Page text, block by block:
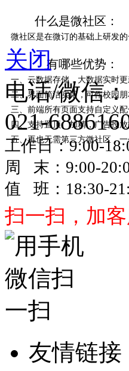
什么是微社区：
微社区是在微订的基础上研发
有哪些优势：
一、云数据存储，大数据实时
二、界面简洁实用，可作校园
三、前端所有页面支持自定义
四、支持置顶、加精，广告投
五、再也无需第三方微社区，
关闭
电话/微信：
021-
工作日：9:00-
周 末：9:00-
值 班：18:30-
扫一扫，加
友情链接